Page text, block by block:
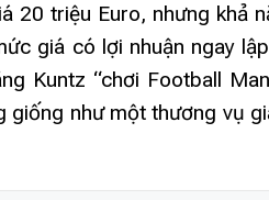
20 triệu Euro, nhưng khả
giá có lợi nhuận ngay
Kuntz “chơi Football
như một thương vụ